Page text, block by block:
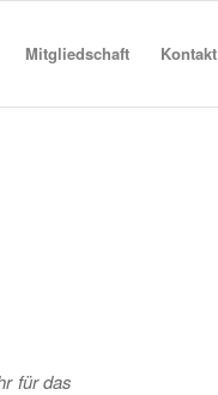
Mitgliedschaft Kontakt
für das